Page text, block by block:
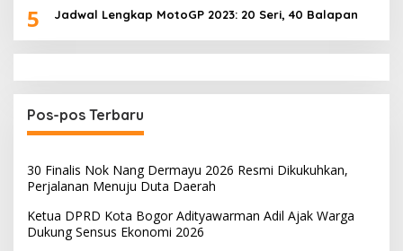
5 Jadwal Lengkap MotoGP 2023: 20 Seri, 40 Balapan
Pos-pos Terbaru
30 Finalis Nok Nang Dermayu 2026 Resmi Dikukuhkan,
Perjalanan Menuju Duta Daerah
Ketua DPRD Kota Bogor Adityawarman Adil Ajak Warga
Dukung Sensus Ekonomi 2026